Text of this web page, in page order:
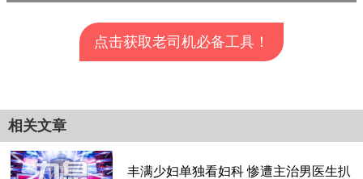
点击获取老司机必备工具！
相关文章
丰满少妇单独看妇科 惨遭主治男医生扒